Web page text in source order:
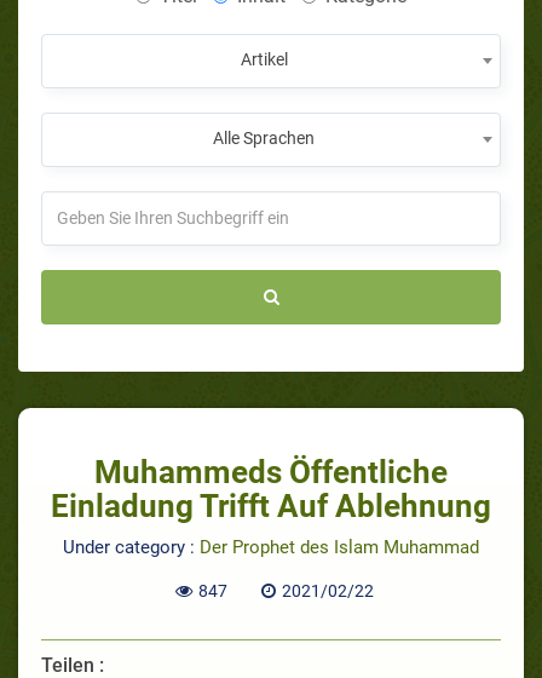
Artikel
Alle Sprachen
Muhammeds Öffentliche
Einladung Trifft Auf Ablehnung
Under category : Der Prophet des Islam Muhammad
847 2021/02/22
Teilen :